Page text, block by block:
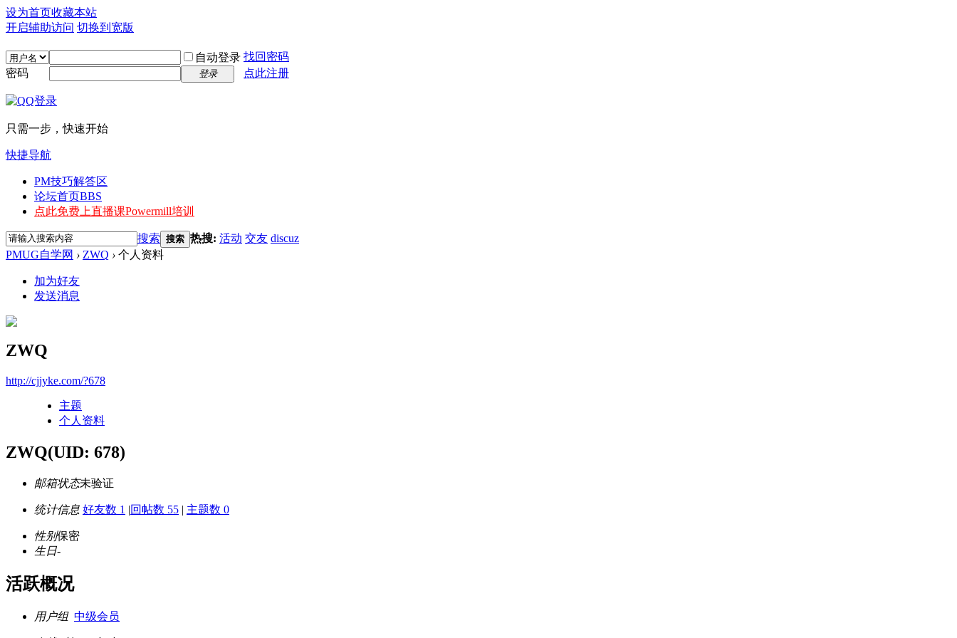
设为首页收藏本站
开启辅助访问 切换到宽版
自动登录 找回密码
密码
登录 点此注册
只需一步，快速开始
快捷导航
PM技巧解答区
论坛首页BBS
点此免费上直播课Powermill培训
搜索 搜索 热搜: 活动 交友 discuz
PMUG自学网 › ZWQ › 个人资料
加为好友
发送消息
ZWQ
http://cjjyke.com/?678
主题
个人资料
ZWQ(UID: 678)
邮箱状态未验证
统计信息 好友数 1 |回帖数 55 | 主题数 0
性别保密
生日-
活跃概况
用户组 中级会员